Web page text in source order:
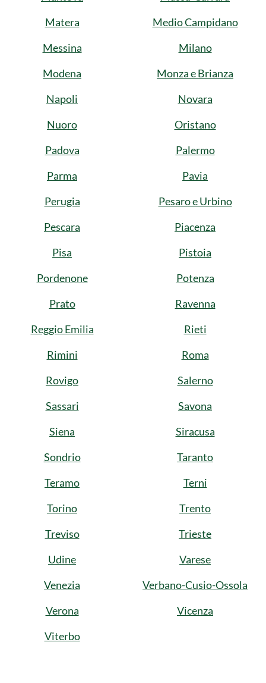
Matera
Medio Campidano
Messina
Milano
Modena
Monza e Brianza
Napoli
Novara
Nuoro
Oristano
Padova
Palermo
Parma
Pavia
Perugia
Pesaro e Urbino
Pescara
Piacenza
Pisa
Pistoia
Pordenone
Potenza
Prato
Ravenna
Reggio Emilia
Rieti
Rimini
Roma
Rovigo
Salerno
Sassari
Savona
Siena
Siracusa
Sondrio
Taranto
Teramo
Terni
Torino
Trento
Treviso
Trieste
Udine
Varese
Venezia
Verbano-Cusio-Ossola
Verona
Vicenza
Viterbo